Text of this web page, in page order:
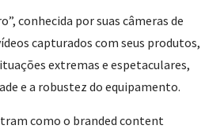
conhecida por suas câmeras de
capturados com seus produtos,
extremas e espetaculares,
e a robustez do equipamento.
como o branded content